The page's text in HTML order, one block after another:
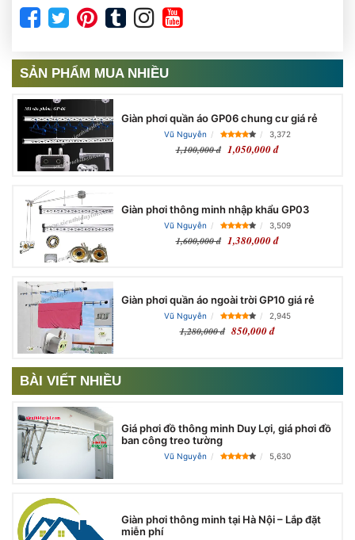
SẢN PHẨM MUA NHIỀU
Giàn phơi quần áo GP06 chung cư giá rẻ
Vũ Nguyễn 3,372
1,100,000 đ 1,050,000 đ
Giàn phơi thông minh nhập khẩu GP03
Vũ Nguyễn 3,509
1,600,000 đ 1,380,000 đ
Giàn phơi quần áo ngoài trời GP10 giá rẻ
Vũ Nguyễn 2,945
1,280,000 đ 850,000 đ
BÀI VIẾT NHIỀU
Giá phơi đồ thông minh Duy Lợi, giá phơi đồ
ban công treo tường
Vũ Nguyễn 5,630
Giàn phơi thông minh tại Hà Nội – Lắp đặt
miễn phí